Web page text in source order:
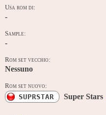
Usa rom di:
-
Sample:
-
Rom set vecchio:
Nessuno
Rom set nuovo:
SUPRSTAR Super Stars